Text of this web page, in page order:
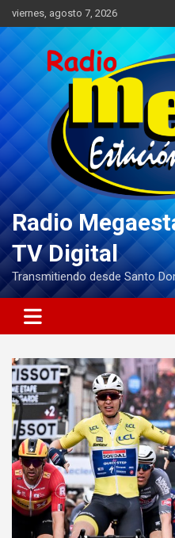
Saltar
al
contenido
viernes, agosto 7, 2026
Radio
TV Digital
Transmitiendo desde Santo